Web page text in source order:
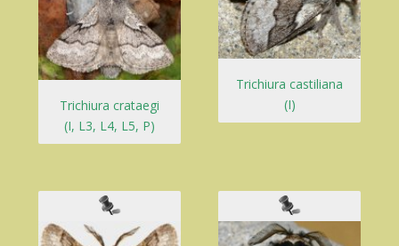
Trichiura crataegi
(I, L3, L4, L5, P)
Trichiura castiliana
(I)